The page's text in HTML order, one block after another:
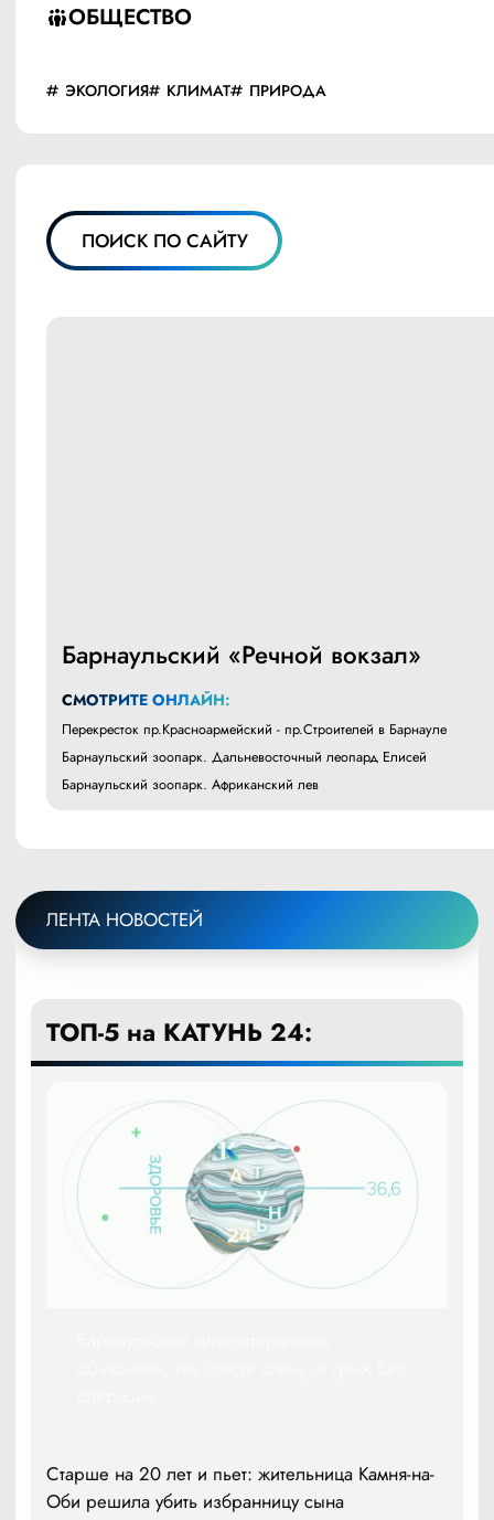
ОБЩЕСТВО
ЭКОЛОГИЯ КЛИМАТ ПРИРОДА
ПОИСК ПО САЙТУ
Барнаульский «Речной вокзал»
СМОТРИТЕ ОНЛАЙН:
Перекресток пр.Красноармейский - пр.Строителей в Барнауле
Барнаульский зоопарк. Дальневосточный леопард Елисей
Барнаульский зоопарк. Африканский лев
ЛЕНТА НОВОСТЕЙ
ТОП-5 на КАТУНЬ 24:
Старше на 20 лет и пьет: жительница Камня-на-
Оби решила убить избранницу сына